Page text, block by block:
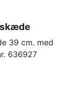
39 cm. med
636927